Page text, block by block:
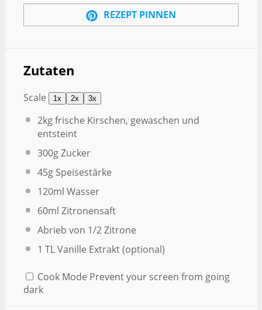
REZEPT PINNEN
Zutaten
Scale 1x 2x 3x
2kg frische Kirschen, gewaschen und
entsteint
300gZucker
45g Speisestärke
120ml Wasser
60ml Zitronensaft
Abrieb von 1/2Zitrone
1 TL Vanille Extrakt (optional)
Cook Mode Prevent your screen from going
dark